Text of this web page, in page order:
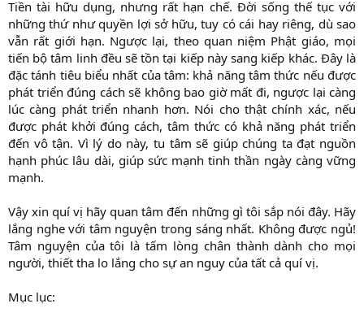
Tiền tài hữu dụng, nhưng rất hạn chế. Ðời sống thế tục với
những thứ như quyền lợi sở hữu, tuy có cái hay riêng, dù sao
vẫn rất giới hạn. Ngược lại, theo quan niệm Phật giáo, mọi
tiến bộ tâm linh đều sẽ tồn tại kiếp này sang kiếp khác. Đây là
đặc tánh tiêu biểu nhất của tâm: khả năng tâm thức nếu được
phát triển đúng cách sẽ không bao giờ mất đi, ngược lại càng
lúc càng phát triển nhanh hơn. Nói cho thật chính xác, nếu
được phát khởi đúng cách, tâm thức có khả năng phát triển
đến vô tận. Vì lý do này, tu tâm sẽ giúp chúng ta đạt nguồn
hạnh phúc lâu dài, giúp sức mạnh tinh thần ngày càng vững
mạnh.
Vậy xin quí vị hãy quan tâm đến những gì tôi sắp nói đây. Hãy
lắng nghe với tâm nguyện trong sáng nhất. Không được ngủ!
Tâm nguyện của tôi là tấm lòng chân thành dành cho mọi
người, thiết tha lo lắng cho sự an nguy của tất cả quí vị.
Mục lục: